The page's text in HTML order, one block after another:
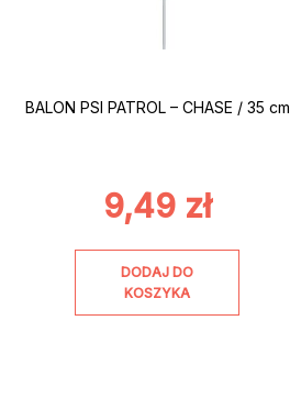
BALON PSI PATROL – CHASE / 35 cm
9,49 zł
DODAJ DO
KOSZYKA